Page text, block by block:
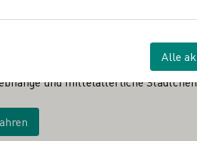
Kulisse bietet das Rheintal
und mittelalterliche
Alle